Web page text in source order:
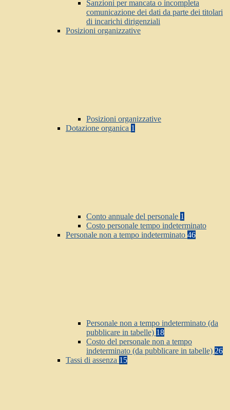
Sanzioni per mancata o incompleta
comunicazione dei dati da parte dei titolari
di incarichi dirigenziali
Posizioni organizzative
Posizioni organizzative
Dotazione organica 1
Conto annuale del personale 1
Costo personale tempo indeterminato
Personale non a tempo indeterminato 46
Personale non a tempo indeterminato (da
pubblicare in tabelle) 18
Costo del personale non a tempo
indeterminato (da pubblicare in tabelle) 26
Tassi di assenza 15